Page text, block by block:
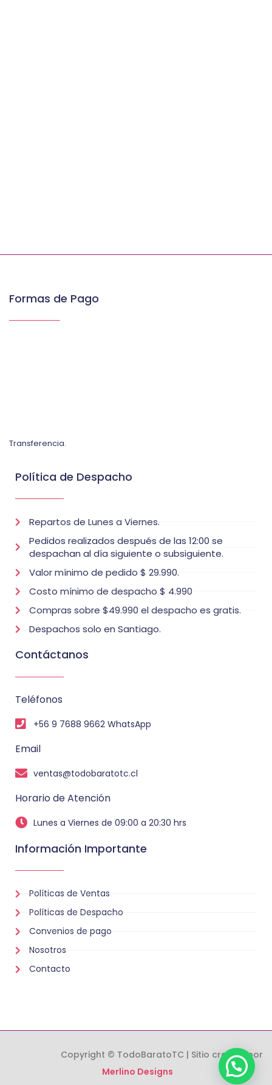
Formas de Pago
Transferencia.
Política de Despacho
Repartos de Lunes a Viernes.
Pedidos realizados después de las 12:00 se
despachan al día siguiente o subsiguiente.
Valor mínimo de pedido $ 29.990.
Costo mínimo de despacho $ 4.990
Compras sobre $49.990 el despacho es gratis.
Despachos solo en Santiago.
Contáctanos
Teléfonos
+56 9 7688 9662 WhatsApp
Email
ventas@todobaratotc.cl
Horario de Atención
Lunes a Viernes de 09:00 a 20:30 hrs
Información Importante
Políticas de Ventas
Políticas de Despacho
Convenios de pago
Nosotros
Contacto
Copyright © TodoBaratoTC | Sitio creado por
Merlino Designs